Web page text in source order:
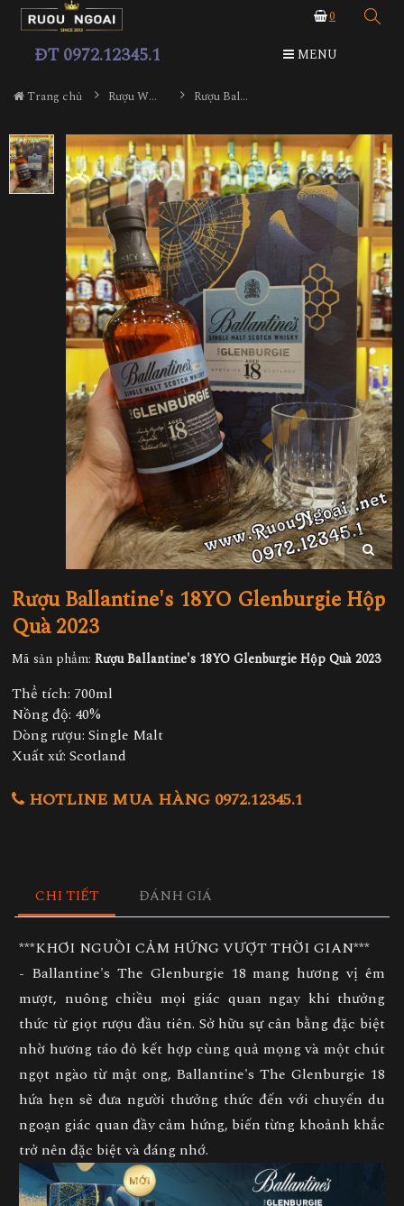
0
ĐT 0972.12345.1 MENU
Trang chủ Rượu Whisky Rượu Ballantine's 18YO Glenburgie Hộp Quà 2023
Rượu Ballantine's 18YO Glenburgie Hộp
Quà 2023
Mã sản phẩm: Rượu Ballantine's 18YO Glenburgie Hộp Quà 2023
Thể tích: 700ml
Nồng độ: 40%
Dòng rượu: Single Malt
Xuất xứ: Scotland
HOTLINE MUA HÀNG 0972.12345.1
CHI TIẾT ĐÁNH GIÁ
***KHƠI NGUỒI CẢM HỨNG VƯỢT THỜI GIAN***
- Ballantine's The Glenburgie 18 mang hương vị êm
mượt, nuông chiều mọi giác quan ngay khi thưởng
thức từ giọt rượu đầu tiên. Sở hữu sự cân bằng đặc biệt
nhờ hương táo đỏ kết hợp cùng quả mọng và một chút
ngọt ngào từ mật ong, Ballantine's The Glenburgie 18
hứa hẹn sẽ đưa người thưởng thức đến với chuyến du
ngoạn giác quan đầy cảm hứng, biến từng khoảnh khắc
trở nên đặc biệt và đáng nhớ.